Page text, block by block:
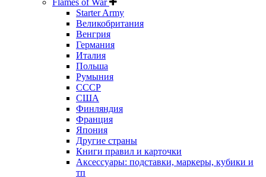
Flames of War
Starter Army
Великобритания
Венгрия
Германия
Италия
Польша
Румыния
СССР
США
Финляндия
Франция
Япония
Другие страны
Книги правил и карточки
Аксессуары: подставки, маркеры, кубики и
тп